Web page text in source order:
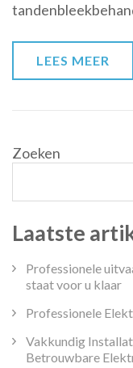
LEES MEER
Zoeken
Laatste
Professionele
staat voor u klaar
Professionele
Vakkundig
Betrouwbare